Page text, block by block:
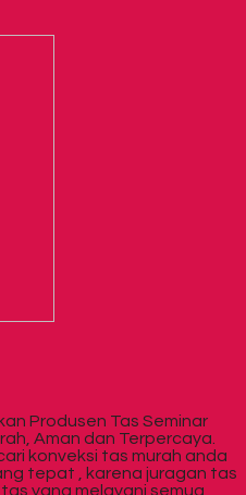
Produsen Tas Seminar
Aman dan Terpercaya.
konveksi tas murah anda
tepat , karena juragan tas
yang melayani semua